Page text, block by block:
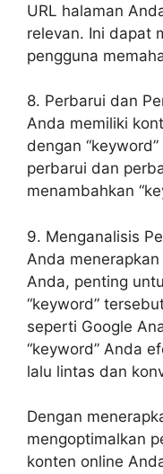
URL halaman
relevan. Ini dapat
pengguna
8. Perbarui dan
Anda memiliki
dengan
perbarui dan
menambahkan
9. Menganalisis
Anda
Anda, penting
“keyword”
seperti Google
“keyword” Anda
lalu lintas dan
Dengan
mengoptimalkan
konten online